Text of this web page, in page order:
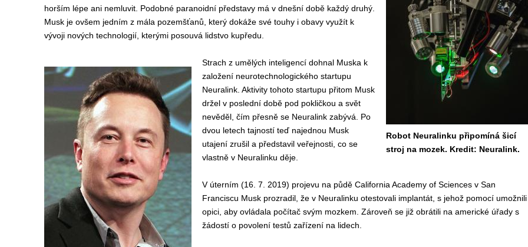
Robot Neuralinku připomíná šicí
stroj na mozek. Kredit: Neuralink.
horším lépe ani nemluvit. Podobné paranoidní představy má v dnešní době každý druhý.
Musk je ovšem jedním z mála pozemšťanů, který dokáže své touhy i obavy využít k
vývoji nových technologií, kterými posouvá lidstvo kupředu.
Strach z umělých inteligencí dohnal Muska k
založení neurotechnologického startupu
Neuralink. Aktivity tohoto startupu přitom Musk
držel v poslední době pod pokličkou a svět
nevěděl, čím přesně se Neuralink zabývá. Po
dvou letech tajností teď najednou Musk
utajení zrušil a představil veřejnosti, co se
vlastně v Neuralinku děje.
V úterním (16. 7. 2019) projevu na půdě California Academy of Sciences v San
Franciscu Musk prozradil, že v Neuralinku otestovali implantát, s jehož pomocí umožnili
opici, aby ovládala počítač svým mozkem. Zároveň se již obrátili na americké úřady s
žádostí o povolení testů zařízení na lidech.